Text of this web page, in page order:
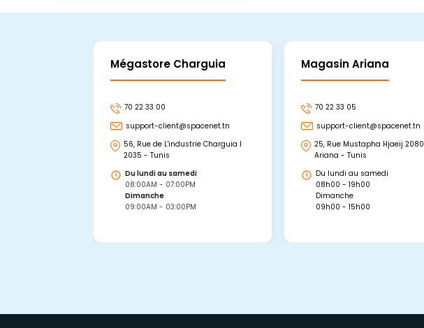
Mégastore Charguia
70 22 33 00
support-client@spacenet.tn
56, Rue de L'industrie Charguia I
2035 - Tunis
Du lundi au samedi
08:00AM - 07:00PM
Dimanche
09:00AM - 03:00PM
Magasin Ariana
70 22 33 05
support-client@spacenet.tn
25, Rue Mustapha Hjaeij 2080
Ariana - Tunis
Du lundi au samedi
08h00 - 19h00
Dimanche
09h00 - 15h00